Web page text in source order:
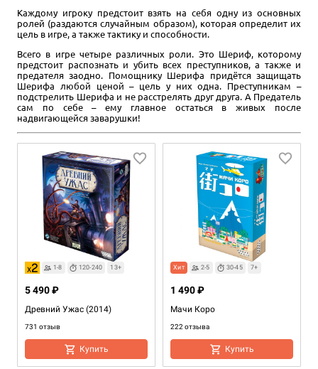
Каждому игроку предстоит взять на себя одну из основных
ролей (раздаются случайным образом), которая определит их
цель в игре, а также тактику и способности.
Всего в игре четыре различных роли. Это Шериф, которому
предстоит распознать и убить всех преступников, а также и
предателя заодно. Помощнику Шерифа придётся защищать
Шерифа любой ценой – цель у них одна. Преступникам –
подстрелить Шерифа и не расстрелять друг друга. А Предатель
сам по себе – ему главное остаться в живых после
надвигающейся заварушки!
1-8 120-240 13+
Древний Ужас (2014)
731 отзыв
5 490 ₽
Купить
Хит 2-5 30-45 7+
Мачи Коро
222 отзыва
1 490 ₽
Купить